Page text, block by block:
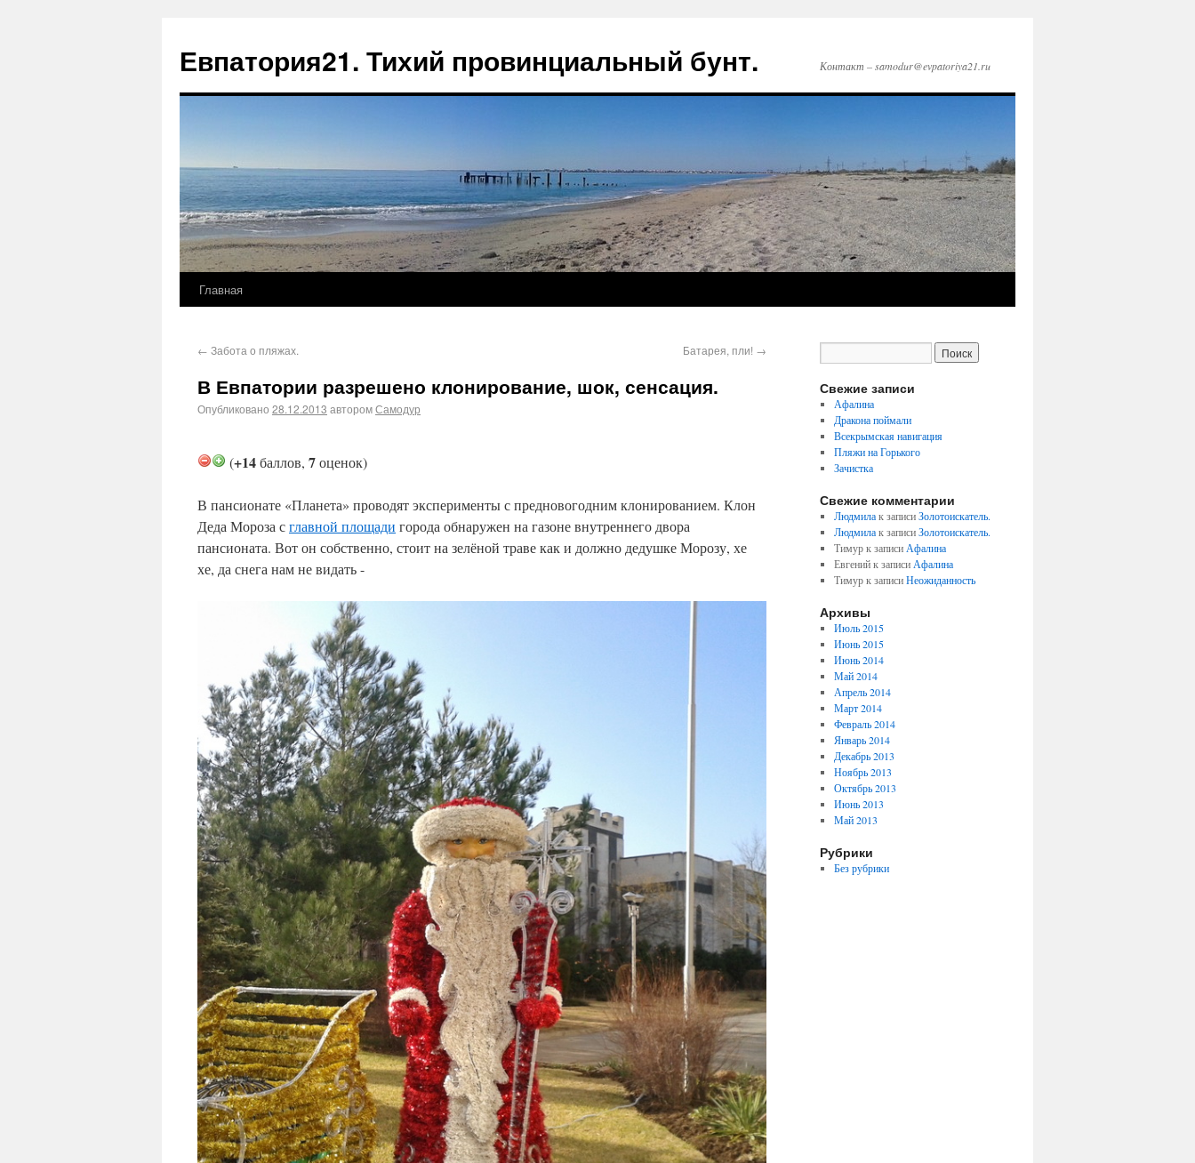
Евпатория21. Тихий провинциальный бунт. Контакт – samodur@evpatoriya21.ru
Главная
← Забота о пляжах. Батарея, пли! →
В Евпатории разрешено клонирование, шок, сенсация.
Опубликовано 28.12.2013 авторомСамодур
(+14баллов, 7оценок)
В пансионате «Планета» проводят эксперименты с предновогодним клонированием. Клон
Деда Мороза сглавной площади города обнаружен на газоне внутреннего двора
пансионата. Вот он собственно, стоит на зелёной траве как и должно дедушке Морозу, хе
хе, да снега нам не видать -
Свежие записи
Афалина
Дракона поймали
Всекрымская навигация
Пляжи на Горького
Зачистка
Свежие комментарии
Людмилак записиЗолотоискатель.
Людмилак записиЗолотоискатель.
Тимур к записи Афалина
Евгений к записи Афалина
Тимур к записиНеожиданность
Архивы
Июль 2015
Июнь 2015
Июнь 2014
Май 2014
Апрель 2014
Март 2014
Февраль 2014
Январь 2014
Декабрь 2013
Ноябрь 2013
Октябрь 2013
Июнь 2013
Май 2013
Рубрики
Без рубрики